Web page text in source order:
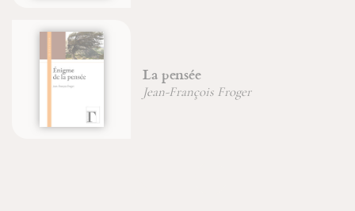
La pensée
Jean-François Froger